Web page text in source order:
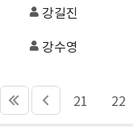
강길진
강수영
21 22